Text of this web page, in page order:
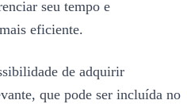
seu tempo e
eficiente.
de adquirir
que pode ser incluída no